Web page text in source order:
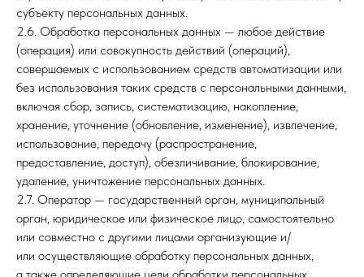
субъекту персональных данных.
2.6. Обработка персональных данных — любое действие
(операция) или совокупность действий (операций),
совершаемых с использованием средств автоматизации или
без использования таких средств с персональными данными,
включая сбор, запись, систематизацию, накопление,
хранение, уточнение (обновление, изменение), извлечение,
использование, передачу (распространение,
предоставление, доступ), обезличивание, блокирование,
удаление, уничтожение персональных данных.
2.7. Оператор — государственный орган, муниципальный
орган, юридическое или физическое лицо, самостоятельно
или совместно с другими лицами организующие и/
или осуществляющие обработку персональных данных,